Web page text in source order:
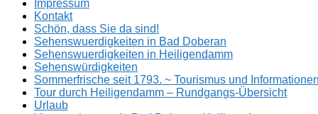
Impressum
Kontakt
Schön, dass Sie da sind!
Sehenswuerdigkeiten in Bad Doberan
Sehenswuerdigkeiten in Heiligendamm
Sehenswürdigkeiten
Sommerfrische seit 1793. ~ Tourismus und
Tour durch Heiligendamm – Rundgangs-Übersicht
Urlaub